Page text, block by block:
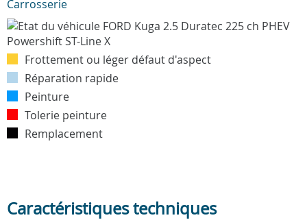
Carrosserie
Frottement ou léger défaut d'aspect
Réparation rapide
Peinture
Tolerie peinture
Remplacement
Caractéristiques techniques